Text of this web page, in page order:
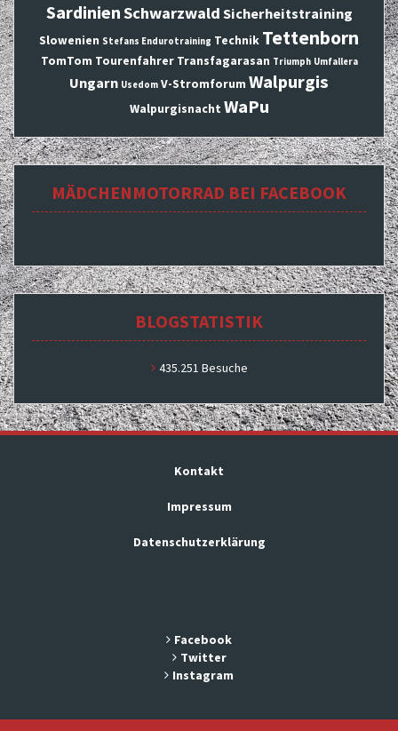
SardinienSchwarzwald Sicherheitstraining
Slowenien Stefans Endurotraining Technik Tettenborn
TomTom Tourenfahrer Transfagarasan Triumph Umfallera
Ungarn Usedom V-Stromforum Walpurgis
Walpurgisnacht WaPu
MÄDCHENMOTORRAD BEI FACEBOOK
BLOGSTATISTIK
435.251 Besuche
Kontakt
Impressum
Datenschutzerklärung
Facebook
Twitter
Instagram